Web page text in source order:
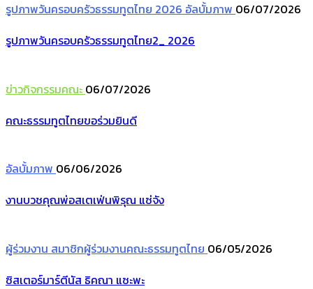
รูปภาพวันครอบครัวธรรมทูตไทย 2026 อัลบั้มภาพ 06/07/2026
รูปภาพวันครอบครัวธรรมทูตไทย2_ 2026
ข่าวกิจกรรมคณะ 06/07/2026
คณะธรรมทูตไทยขอร่วมยินดี
อัลบั้มภาพ 06/06/2026
งานบวชคุณพ่อสเตเฟ่นพิรุณ แซ่จัง
ผู้ร่วมงาน สมาชิกผู้ร่วมงานคณะธรรมทูตไทย 06/05/2026
ซิสเตอร์มาร์ตีนัส ธิคณา แซะพะ